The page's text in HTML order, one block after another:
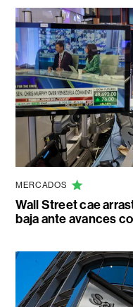
MERCADOS
Wall Street cae
baja ante avances